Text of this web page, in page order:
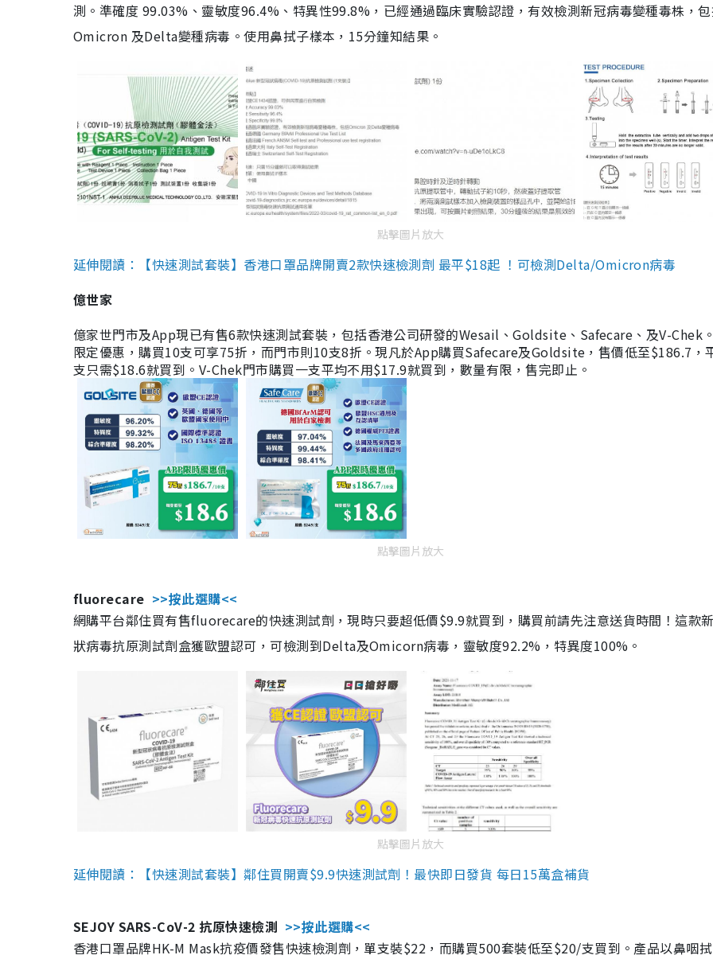
測。準確度 99.03%、靈敏度96.4%、特異性99.8%，已經通過臨床實驗認證，有效檢測新冠病毒變種毒株，
Omicron 及Delta變種病毒。使用鼻拭子樣本，15分鐘知結果。
點擊圖片放大
延伸閱讀：【快速測試套裝】香港口罩品牌開賣2款快速檢測劑 最平$18起 ！可檢測Delta/Omicron病毒
億世家
億家世門市及App現已有售6款快速測試套裝，包括香港公司研發的Wesail、Goldsite、Safecare、及V-Chek
限定優惠，購買10支可享75折，而門市則10支8折。現凡於App購買Safecare及Goldsite，售價低至$186.7，
支只需$18.6就買到。V-Chek門市購買一支平均不用$17.9就買到，數量有限，售完即止。
點擊圖片放大
fluorecare >>按此選購<<
網購平台鄰住買有售fluorecare的快速測試劑，現時只要超低價$9.9就買到，購買前請先注意送貨時間！這款
狀病毒抗原測試劑盒獲歐盟認可，可檢測到Delta及Omicorn病毒，靈敏度92.2%，特異度100%。
點擊圖片放大
延伸閱讀：【快速測試套裝】鄰住買開賣$9.9快速測試劑！最快即日發貨 每日15萬盒補貨
SEJOY SARS-CoV-2 抗原快速檢測 >>按此選購<<
香港口罩品牌HK-M Mask抗疫價發售快速檢測劑，單支裝$22，而購買500套裝低至$20/支買到。產品以鼻咽